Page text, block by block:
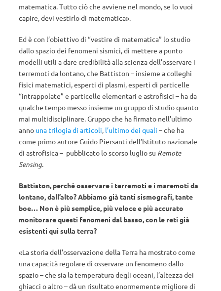
matematica. Tutto ciò che avviene nel mondo, se lo vuoi
capire, devi vestirlo di matematica».
Ed è con l’obiettivo di “vestire di matematica” lo studio
dallo spazio dei fenomeni sismici, di mettere a punto
modelli utili a dare credibilità alla scienza dell’osservare i
terremoti da lontano, che Battiston – insieme a colleghi
fisici matematici, esperti di plasmi, esperti di particelle
“intrappolate” e particelle elementari e astrofisici – ha da
qualche tempo messo insieme un gruppo di studio quanto
mai multidisciplinare. Gruppo che ha firmato nell’ultimo
anno una trilogiadi articoli, l’ultimo dei quali – che ha
come primo autore Guido Piersanti dell’Istituto nazionale
di astrofisica – pubblicato lo scorso luglio su Remote
Sensing.
Battiston, perché osservare i terremoti e i maremoti da
lontano, dall’alto? Abbiamo già tanti sismografi, tante
boe… Non è più semplice, più veloce e più accurato
monitorare questi fenomeni dal basso, con le reti già
esistenti qui sulla terra?
«La storia dell’osservazione della Terra ha mostrato come
una capacità regolare di osservare un fenomeno dallo
spazio – che sia la temperatura degli oceani, l’altezza dei
ghiacci o altro – dà un risultato enormemente migliore di